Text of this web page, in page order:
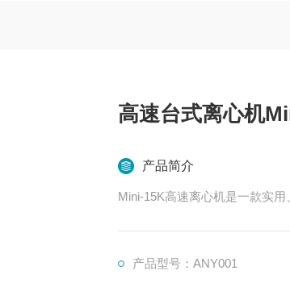
高速台式离心机
产品简介
Mini-15K高速离心机是一款实
产品型号：ANY001